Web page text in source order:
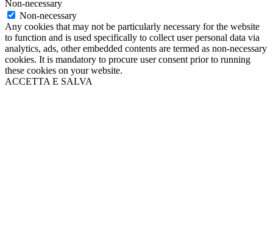
Non-necessary
Non-necessary
Any cookies that may not be particularly necessary for the website
to function and is used specifically to collect user personal data via
analytics, ads, other embedded contents are termed as non-necessary
cookies. It is mandatory to procure user consent prior to running
these cookies on your website.
ACCETTA E SALVA